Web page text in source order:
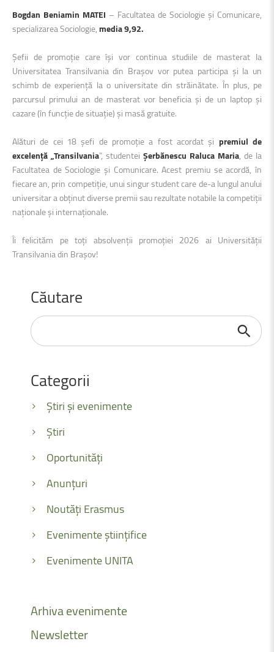
Bogdan Beniamin MATEI – Facultatea de Sociologie și Comunicare,
specializarea Sociologie,media 9,92.
Șefii de promoție care își vor continua studiile de masterat la
Universitatea Transilvania din Brașov vor putea participa și la un
schimb de experiență la o universitate din străinătate. În plus, pe
parcursul primului an de masterat vor beneficia și de un laptop și
cazare (în funcție de situație) și masă gratuite.
Alături de cei 18 șefi de promoție a fost acordat și premiul de
excelență „Transilvania”, studentei Șerbănescu Raluca Maria, de la
Facultatea de Sociologie și Comunicare. Acest premiu se acordă, în
fiecare an, prin competiție, unui singur student care de-a lungul anului
universitar a obținut diverse premii sau rezultate notabile la competiții
naționale și internaționale.
Îi felicităm pe toți absolvenții promoției 2026 ai Universității
Transilvania din Brașov!
Căutare
Căutare
...
Categorii
Știri și evenimente
Știri
Oportunități
Anunțuri
Noutăți Erasmus
Evenimente științifice
Evenimente UNITA
Arhivaevenimente
Newsletter